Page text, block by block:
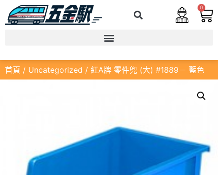
0
首頁 / Uncategorized / 紅A牌 零件兜 (大) #1889－ 藍色